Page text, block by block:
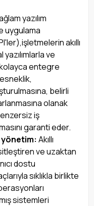
yazılım
uygulama
akıllı
ve
entegre
belirli
olanak
iş
garanti eder.
yönetim: Akıllı
ve uzaktan
dostu
sıklıkla birlikte
sistemleri